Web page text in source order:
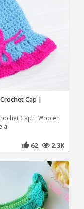
Cap |
Cap | Woolen
a
62 2.3K